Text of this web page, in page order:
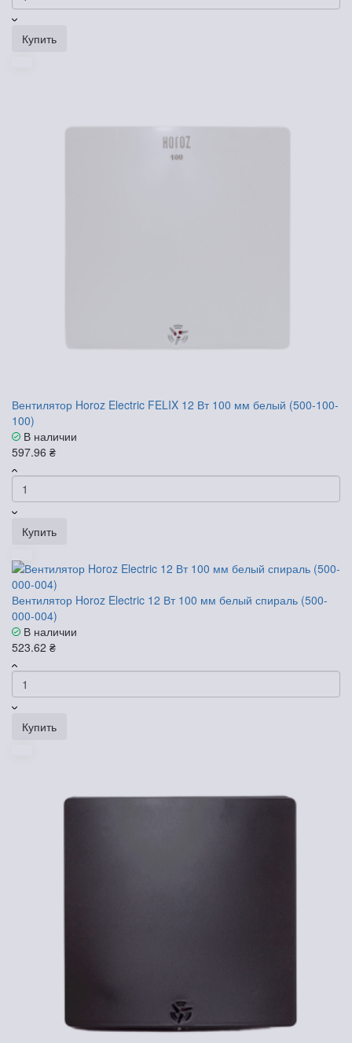
Купить
Вентилятор Horoz Electric FELIX 12 Вт 100 мм белый (500-100-
100)
В наличии
597.96 ₴
Купить
Вентилятор Horoz Electric 12 Вт 100 мм белый спираль (500-
000-004)
В наличии
523.62 ₴
Купить